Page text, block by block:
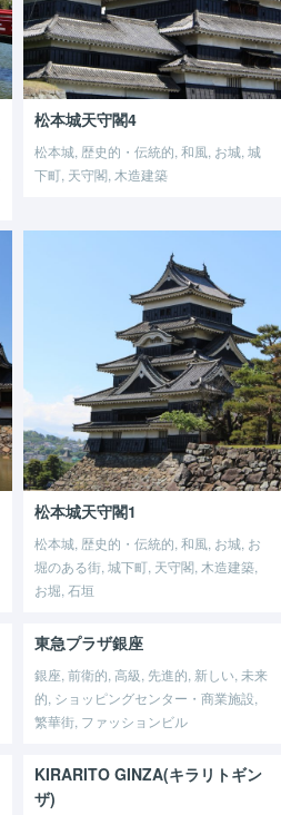
松本城天守閣4
松本城, 歴史的・伝統的, 和風, お城, 城
下町, 天守閣, 木造建築
松本城天守閣1
松本城, 歴史的・伝統的, 和風, お城, お
堀のある街, 城下町, 天守閣, 木造建築,
お堀, 石垣
東急プラザ銀座
銀座, 前衛的, 高級, 先進的, 新しい, 未来
的, ショッピングセンター・商業施設,
繁華街, ファッションビル
KIRARITO GINZA(キラリトギン
ザ)